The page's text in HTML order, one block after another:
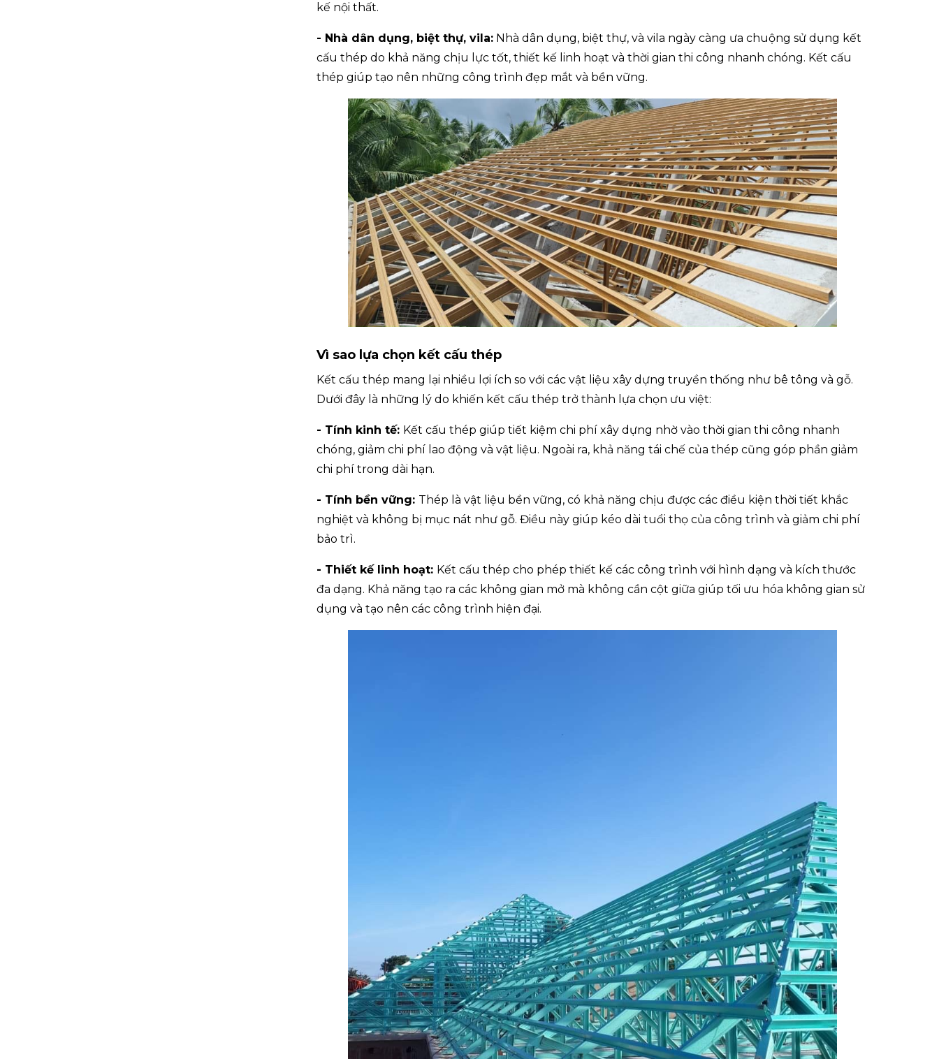
kế nội thất.
- Nhà dân dụng, biệt thự, vila: Nhà dân dụng, biệt thự, và vila ngày càng ưa chuộng sử dụng kết
cấu thép do khả năng chịu lực tốt, thiết kế linh hoạt và thời gian thi công nhanh chóng. Kết cấu
thép giúp tạo nên những công trình đẹp mắt và bền vững.
Vì sao lựa chọn kết cấu thép
Kết cấu thép mang lại nhiều lợi ích so với các vật liệu xây dựng truyền thống như bê tông và gỗ.
Dưới đây là những lý do khiến kết cấu thép trở thành lựa chọn ưu việt:
- Tính kinh tế: Kết cấu thép giúp tiết kiệm chi phí xây dựng nhờ vào thời gian thi công nhanh
chóng, giảm chi phí lao động và vật liệu. Ngoài ra, khả năng tái chế của thép cũng góp phần giảm
chi phí trong dài hạn.
- Tính bền vững: Thép là vật liệu bền vững, có khả năng chịu được các điều kiện thời tiết khắc
nghiệt và không bị mục nát như gỗ. Điều này giúp kéo dài tuổi thọ của công trình và giảm chi phí
bảo trì.
- Thiết kế linh hoạt: Kết cấu thép cho phép thiết kế các công trình với hình dạng và kích thước
đa dạng. Khả năng tạo ra các không gian mở mà không cần cột giữa giúp tối ưu hóa không gian sử
dụng và tạo nên các công trình hiện đại.